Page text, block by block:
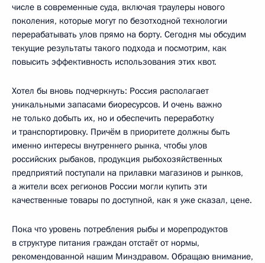
числе в современные суда, включая траулеры нового
поколения, которые могут по безотходной технологии
перерабатывать улов прямо на борту. Сегодня мы обсудим
текущие результаты такого подхода и посмотрим, как
повысить эффективность использования этих квот.
Хотел бы вновь подчеркнуть: Россия располагает
уникальными запасами биоресурсов. И очень важно
не только добыть их, но и обеспечить переработку
и транспортировку. Причём в приоритете должны быть
именно интересы внутреннего рынка, чтобы улов
российских рыбаков, продукция рыбохозяйственных
предприятий поступали на прилавки магазинов и рынков,
а жители всех регионов России могли купить эти
качественные товары по доступной, как я уже сказал, цене.
Пока что уровень потребления рыбы и морепродуктов
в структуре питания граждан отстаёт от нормы,
рекомендованной нашим Минздравом. Обращаю внимание,